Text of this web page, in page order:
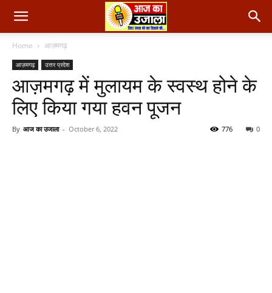
Home आज़मगढ़
आज़मगढ़ उत्तर प्रदेश
आज़मगढ़ में मुलायम के स्वस्थ होने के
लिए किया गया हवन पूजन
By आज का उजाला - October 6, 2022 0
776